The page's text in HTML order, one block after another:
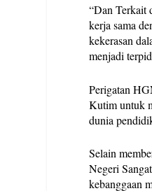
“Dan Terkait
kerja sama
kekerasan
menjadi
Perigatan
Kutim untuk
dunia
Selain
Negeri
kebanggaan